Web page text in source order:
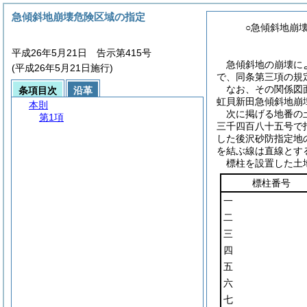
○急傾斜地崩
急傾斜地の崩壊に
で、同条第三項の規
なお、その関係図
虹貝新田急傾斜地崩
次に掲げる地番の
三千四百八十五号
した後沢砂防指定
を結ぶ線は直線とす
標柱を設置した土
標柱番号
一
二
三
四
五
六
七
急傾斜地崩壊危険区域の指定
平成26年5月21日 告示第415号
(平成26年5月21日施行)
条項目次
沿革
本則
第1項